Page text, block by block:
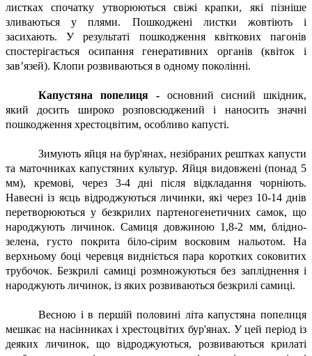
листках спочатку утворюються свіжі крапки, які пізніше
зливаються у плями. Пошкоджені листки жовтіють і
засихають. У результаті пошкодження квіткових пагонів
спостерігається осипання генеративних органів (квіток і
зав’язей). Клопи розвиваються в одному поколінні.
Капустяна попелиця - основний сисний шкідник,
який досить широко розповсюджений і наносить значні
пошкодження хрестоцвітим, особливо капусті.
Зимують яйця на бур'янах, незібраних рештках капусти
та маточниках капустяних культур. Яйця видовжені (понад 5
мм), кремові, через 3-4 дні після відкладання чорніють.
Навесні із яєць відроджуються личинки, які через 10-14 днів
перетворюються у безкрилих партеногенетичних самок, що
народжують личинок. Самиця довжиною 1,8-2 мм, блідно-
зелена, густо покрита біло-сірим восковим нальотом. На
верхньому боці черевця видніється пара коротких соковитих
трубочок. Безкрилі самиці розмножуються без запліднення і
народжують личинок, із яких розвиваються безкрилі самиці.
Весною і в першій половині літа капустяна попелиця
мешкає на насінниках і хрестоцвітих бур'янах. У цей період із
деяких личинок, що відроджуються, розвиваються крилаті